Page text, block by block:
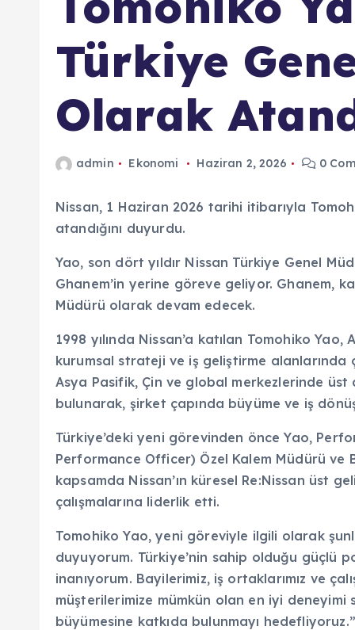
Türkiye
Olarak
admin Ekonomi Haziran 2, 2026 0
Nissan, 1 Haziran 2026 tarihi itibarıyla
atandığını duyurdu.
Yao, son dört yıldır Nissan Türkiye Genel
Ghanem’in yerine göreve geliyor. Ghanem,
Müdürü olarak devam edecek.
1998 yılında Nissan’a katılan Tomohiko
kurumsal strateji ve iş geliştirme alanlarında
Asya Pasifik, Çin ve global merkezlerinde
bulunarak, şirket çapında büyüme ve iş
Türkiye’deki yeni görevinden önce Yao,
Performance Officer) Özel Kalem Müdürü ve
kapsamda Nissan’ın küresel Re:Nissan üst
çalışmalarına liderlik etti.
Tomohiko Yao, yeni göreviyle ilgili olarak
duyuyorum. Türkiye’nin sahip olduğu güçlü
inanıyorum. Bayilerimiz, iş ortaklarımız ve
müşterilerimize mümkün olan en iyi deneyimi
büyümesine katkıda bulunmayı hedefliyoruz.”